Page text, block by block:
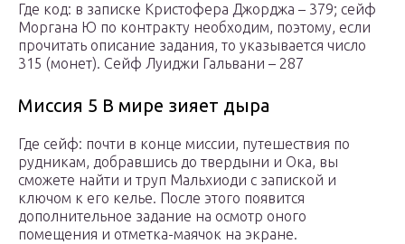
Где код: в записке Кристофера Джорджа – 379; сейф
Моргана Ю по контракту необходим, поэтому, если
прочитать описание задания, то указывается число
315 (монет). Сейф Луиджи Гальвани – 287
Миссия 5 В мире зияет дыра
Где сейф: почти в конце миссии, путешествия по
рудникам, добравшись до твердыни и Ока, вы
сможете найти и труп Мальхиоди с запиской и
ключом к его келье. После этого появится
дополнительное задание на осмотр оного
помещения и отметка-маячок на экране.